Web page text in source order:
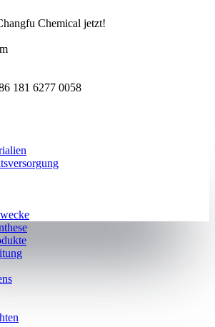
Chemical jetzt!
181 6277 0058